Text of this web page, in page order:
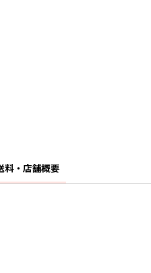
料・店舗概要